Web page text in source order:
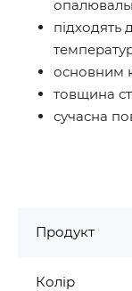
підходять
основним
товщина
сучасна
Продукт
Колір